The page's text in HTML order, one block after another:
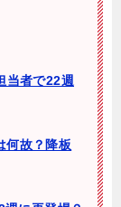
当者で22週
何故？降板